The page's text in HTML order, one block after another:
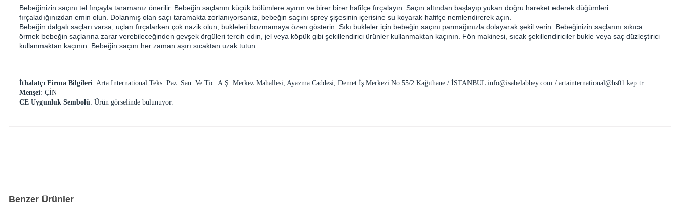
Bebeğinizin saçını tel fırçayla taramanız önerilir. Bebeğin saçlarını küçük bölümlere ayırın ve birer birer hafifçe fırçalayın. Saçın altından başlayıp yukarı doğru hareket ederek düğümleri
fırçaladığınızdan emin olun. Dolanmış olan saçı taramakta zorlanıyorsanız, bebeğin saçını sprey şişesinin içerisine su koyarak hafifçe nemlendirerek açın.
Bebeğin dalgalı saçları varsa, uçları fırçalarken çok nazik olun, bukleleri bozmamaya özen gösterin. Sıkı bukleler için bebeğin saçını parmağınızla dolayarak şekil verin. Bebeğinizin saçlarını sıkıca
örmek bebeğin saçlarına zarar verebileceğinden gevşek örgüleri tercih edin, jel veya köpük gibi şekillendirici ürünler kullanmaktan kaçının. Fön makinesi, sıcak şekillendiriciler bukle veya saç düzleştirici
kullanmaktan kaçının. Bebeğin saçını her zaman aşırı sıcaktan uzak tutun.
İthalatçı Firma Bilgileri: Arta International Teks. Paz. San. Ve Tic. A.Ş. Merkez Mahallesi, Ayazma Caddesi, Demet İş Merkezi No:55/2 Kağıthane / İSTANBUL info@isabelabbey.com / artainternational@hs01.kep.tr
Menşei: ÇİN
CE Uygunluk Sembolü: Ürün görselinde bulunuyor.
Benzer Ürünler